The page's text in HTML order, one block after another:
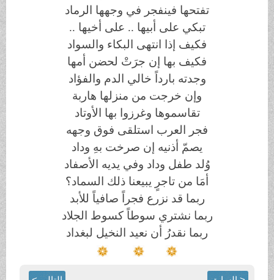
تفتحها فينفجر في وجهها الرماد
تبكي على أبيها .. على أخيها ..
فكيف إذا انتهى البكاء والسواد
فكيف بها إن جرَتْ لحضن أمها
وجدته بارداً خالي الدم والفؤاد
وإن خرجت من منزلها هاربة
تقاسموها وغرزوا بها الأوتاد
فجر العرب استلقى فوق وجهه
يصمّ أذنيه إن صرخت بهِ وداد
وُلد طفل وداد وفي يديه الأصفاد
أمَا من تاجرٍ يبيعنا ذلك السماد؟
ربما قد نزرع فجراً صافياً للأبد
ربما نشتري سوطاً كسوط الجلاد
ربما نقدرُ أن نعيد النخيل لبغداد